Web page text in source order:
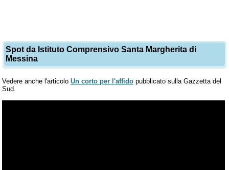
Spot da Istituto Comprensivo Santa Margherita di
Messina
Vedere anche l'articolo Un corto per l'affido pubblicato sulla Gazzetta del
Sud.